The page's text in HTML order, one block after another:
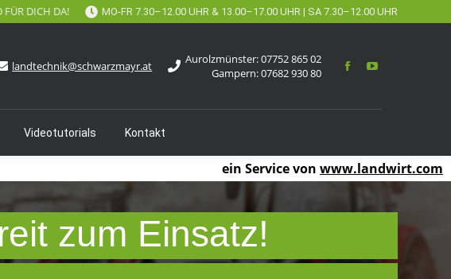
FÜR DICH DA! MO-FR 7.30–12.00 UHR & 13.00–17.00 UHR | SA 7.30–12.00 UHR
landtechnik@schwarzmayr.at Aurolzmünster:07752 865 02
Gampern:07682 930 80
Videotutorials Kontakt
zum Einsatz!
ein Service von www.landwirt.com